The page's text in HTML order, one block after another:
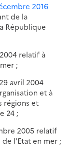
2016
de la
République
relatif à
;
avril 2004
et à
régions et
24 ;
2005 relatif
l'Etat en mer ;